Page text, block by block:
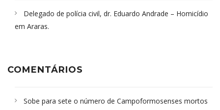
Delegado de polícia civil, dr. Eduardo Andrade – Homicídio
em Araras.
COMENTÁRIOS
Sobe para sete o número de Campoformosenses mortos